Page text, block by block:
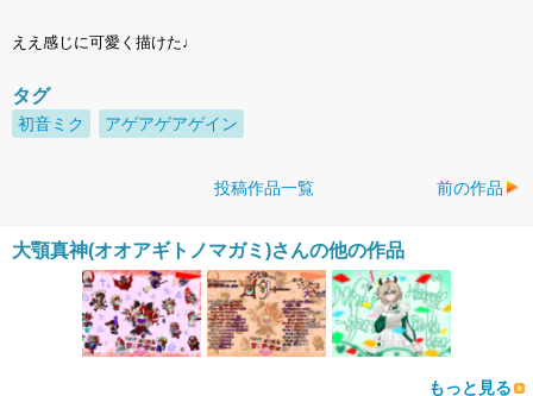
ええ感じに可愛く描けた♩
タグ
初音ミク アゲアゲアゲイン
投稿作品一覧 前の作品
大顎真神(オオアギトノマガミ)さんの他の作品
もっと見る